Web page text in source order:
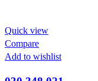
Quick view
Compare
Add to wishlist